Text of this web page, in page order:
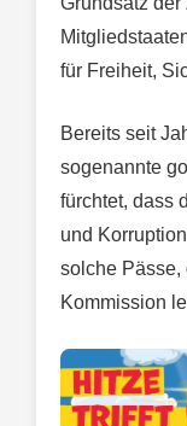
für Freiheit,
Bereits seit
sogenannte
fürchtet, dass
und
solche Pässe,
Kommission